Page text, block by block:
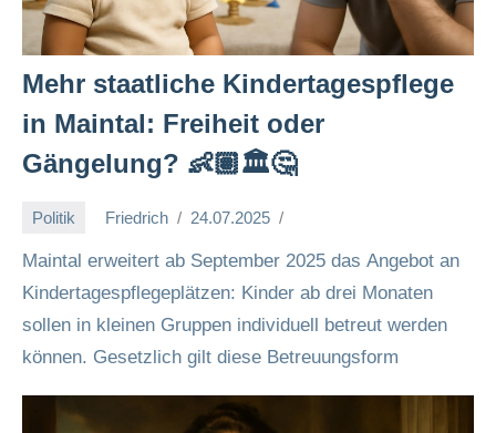
Mehr staatliche Kindertagespflege
in Maintal: Freiheit oder
Gängelung? 👶🏽🏛️🤔
Politik Friedrich 24.07.2025
Maintal erweitert ab September 2025 das Angebot an
Kindertagespflegeplätzen: Kinder ab drei Monaten
sollen in kleinen Gruppen individuell betreut werden
können. Gesetzlich gilt diese Betreuungsform